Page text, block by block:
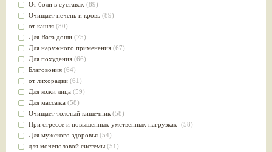
От боли в суставах (89)
Очищает печень и кровь (89)
от кашля (80)
Для Вата доши (75)
Для наружного применения (67)
Для похудения (66)
Благовония (64)
от лихорадки (61)
Для кожи лица (59)
Для массажа (58)
Очищает толстый кишечник(58)
При стрессе и повышенных умственных нагрузках (58)
Для мужского здоровья (54)
для мочеполовой системы (51)